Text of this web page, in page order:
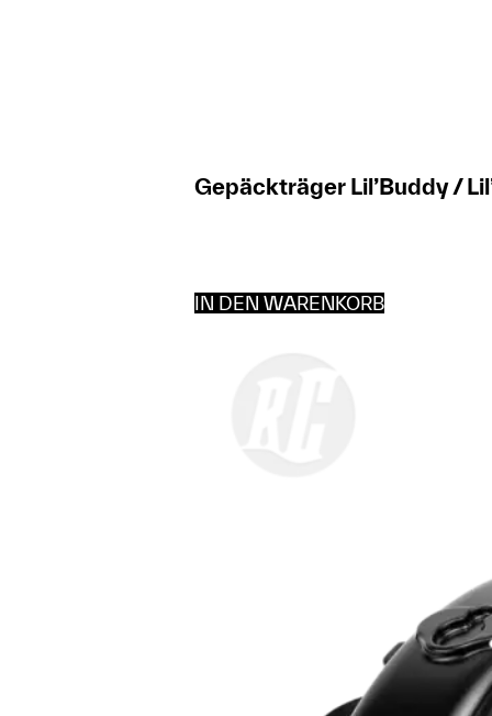
Gepäckträger Lil’Buddy /
IN DEN WARENKORB